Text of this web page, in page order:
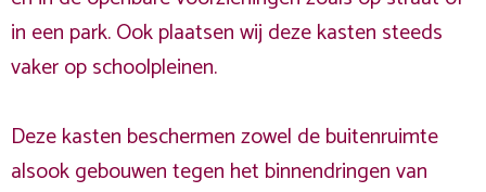
in een park. Ook plaatsen wij deze kasten steeds
vaker op schoolpleinen.
Deze kasten beschermen zowel de buitenruimte
alsook gebouwen tegen het binnendringen van